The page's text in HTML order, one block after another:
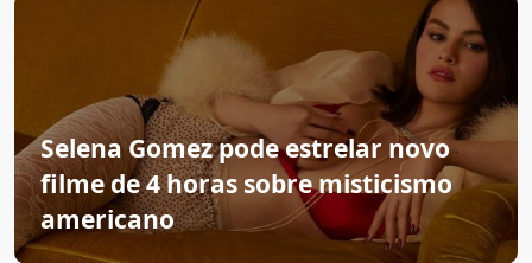
Selena Gomez pode estrelar novo
filme de 4 horas sobre misticismo
americano